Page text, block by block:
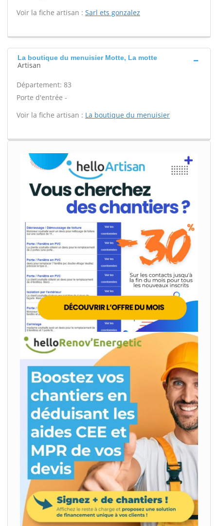
Voir la fiche artisan : Sarl ets gonzalez
La boutique du menuisier Motte, La motte
Artisan
Département: 83
Porte d'entrée -
Voir la fiche artisan : La boutique du menuisier